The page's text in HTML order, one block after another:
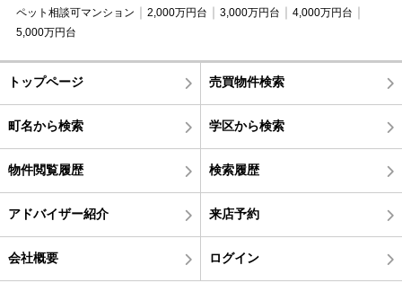
ペット相談可マンション
2,000万円台 3,000万円台
4,000万円台
5,000万円台
トップページ 売買物件検索
町名から検索 学区から検索
物件閲覧履歴 検索履歴
アドバイザー紹介 来店予約
会社概要 ログイン